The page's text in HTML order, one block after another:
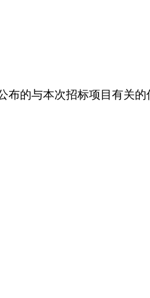
的与本次招标项目有关